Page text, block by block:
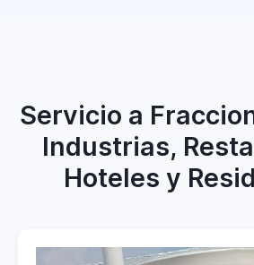
Servicio a
Industrias,
Hoteles y